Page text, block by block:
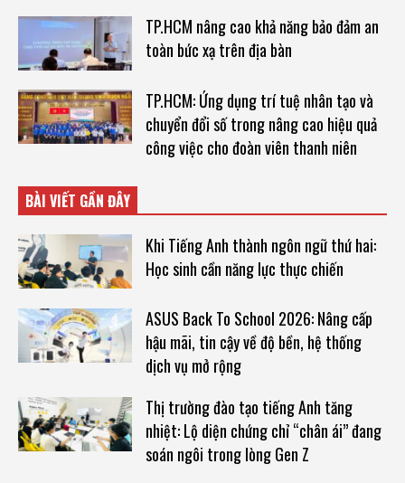
TP.HCM nâng cao khả năng bảo đảm an
toàn bức xạ trên địa bàn
TP.HCM: Ứng dụng trí tuệ nhân tạo và
chuyển đổi số trong nâng cao hiệu quả
công việc cho đoàn viên thanh niên
BÀI VIẾT GẦN ĐÂY
Khi Tiếng Anh thành ngôn ngữ thứ hai:
Học sinh cần năng lực thực chiến
ASUS Back To School 2026: Nâng cấp
hậu mãi, tin cậy về độ bền, hệ thống
dịch vụ mở rộng
Thị trường đào tạo tiếng Anh tăng
nhiệt: Lộ diện chứng chỉ “chân ái” đang
soán ngôi trong lòng Gen Z